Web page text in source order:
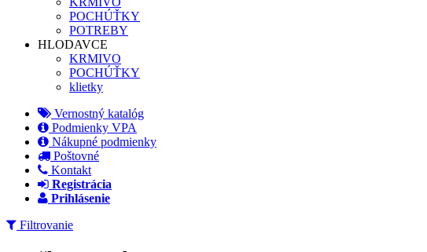
POCHÚŤKY
POTREBY
HLODAVCE
KRMIVO
POCHÚŤKY
klietky
Vernostný katalóg
Podmienky VPA
Nákupné podmienky
Poštovné
Kontakt
Registrácia
Prihlásenie
Filtrovanie